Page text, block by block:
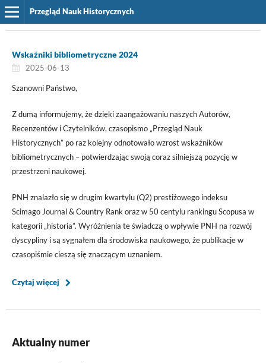
Przegląd Nauk Historycznych
Wskaźniki bibliometryczne 2024
2025-06-13
Szanowni Państwo,
Z dumą informujemy, że dzięki zaangażowaniu naszych Autorów,
Recenzentów i Czytelników, czasopismo „Przegląd Nauk
Historycznych” po raz kolejny odnotowało wzrost wskaźników
bibliometrycznych – potwierdzając swoją coraz silniejszą pozycję w
przestrzeni naukowej.
PNH znalazło się w drugim kwartylu (Q2) prestiżowego indeksu
Scimago Journal & Country Rank oraz w 50 centylu rankingu Scopusa w
kategorii „historia”. Wyróżnienia te świadczą o wpływie PNH na rozwój
dyscypliny i są sygnałem dla środowiska naukowego, że publikacje w
czasopiśmie cieszą się znaczącym uznaniem.
Czytaj więcej
Aktualny numer